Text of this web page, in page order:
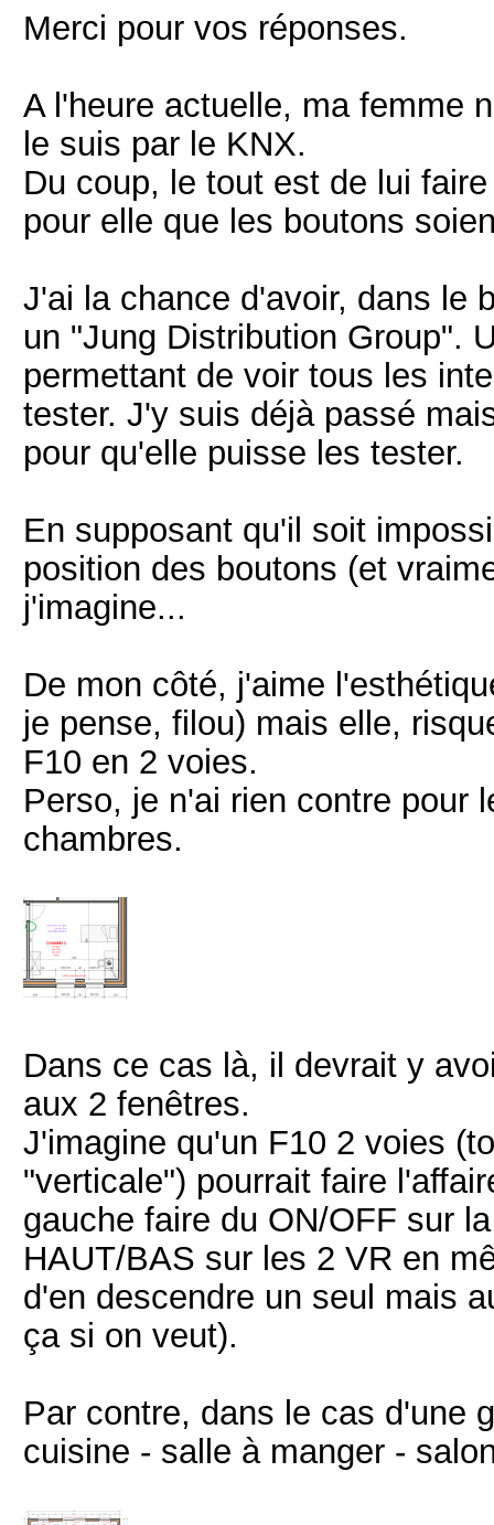
Merci pour vos réponses.
A l'heure actuelle, ma femme
le suis par le KNX.
Du coup, le tout est de lui
pour elle que les boutons
J'ai la chance d'avoir, dans le
un "Jung Distribution Group".
permettant de voir tous les
tester. J'y suis déjà passé
pour qu'elle puisse les tester.
En supposant qu'il soit
position des boutons (et
j'imagine...
De mon côté, j'aime
je pense, filou) mais elle,
F10 en 2 voies.
Perso, je n'ai rien contre pour
chambres.
Dans ce cas là, il devrait y
aux 2 fenêtres.
J'imagine qu'un F10 2 voies
"verticale") pourrait faire
gauche faire du ON/OFF sur
HAUT/BAS sur les 2 VR en
d'en descendre un seul mais
ça si on veut).
Par contre, dans le cas d'une
cuisine - salle à manger -